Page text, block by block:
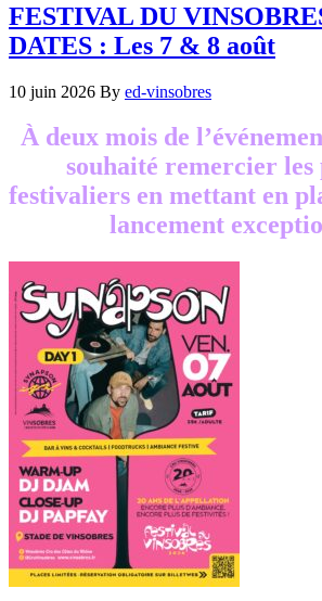
FESTIVAL DU
DATES : Les 7 & 8 août
10 juin 2026 By ed-vinsobres
À deux mois de
souhaité remercier les
festivaliers en mettant en
lancement